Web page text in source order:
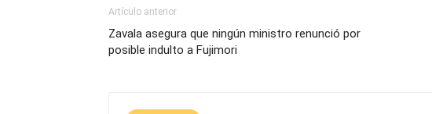
Artículo anterior
Zavala asegura que ningún ministro renunció por
posible indulto a Fujimori